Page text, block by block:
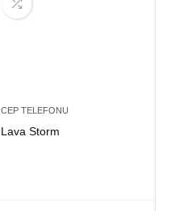
CEP TELEFONU
Lava Storm